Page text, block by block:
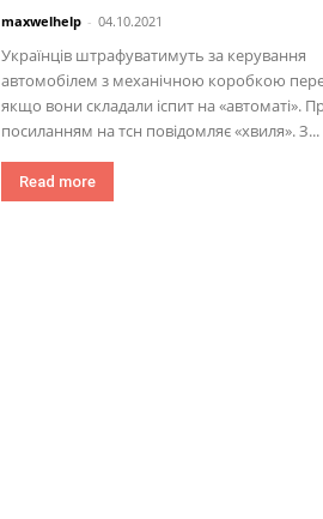
maxwelhelp - 04.10.2021
Українців штрафуватимуть за керування
автомобілем з механічною коробкою
якщо вони складали іспит на «автоматі».
посиланням на тсн повідомляє «хвиля». З...
Read more